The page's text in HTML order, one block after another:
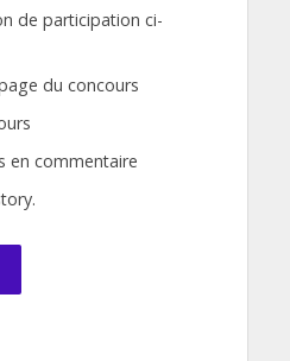
de participation ci-
du concours
en commentaire